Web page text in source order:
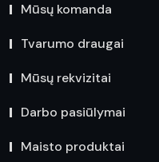
Mūsų komanda
Tvarumo draugai
Mūsų rekvizitai
Darbo pasiūlymai
Maisto produktai